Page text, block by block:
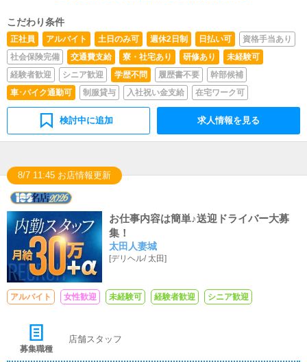
こだわり条件
正社員 アルバイト 土日のみ可 週休2日制 日払い可
資格手当あり
社会保険完備
交通費支給 寮・社宅あり 研修あり
未経験可
経験者歓迎
シニア歓迎 学歴不問 履歴書不要
幹部候補
車･バイク通勤可
制服貸与 入社祝い金支給 在宅ワーク可
検討中に追加 求人情報を見る
8/7 11:45 お店情報更新
お仕事内容は簡単♪送迎ドライバー大募
集！
太田人妻城
[デリヘル/ 太田]
アルバイト 女性歓迎 未経験可 経験者歓迎 シニア歓迎
募集職種
店舗スタッフ